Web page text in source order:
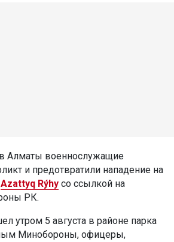
в Алматы военнослужащие
и предотвратили нападение на
Azattyq Rýhy со ссылкой на
РК.
утром 5 августа в районе парка
Минобороны, офицеры,